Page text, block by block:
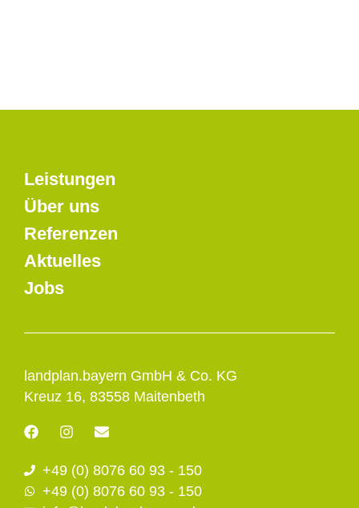
landplan.bayern GmbH & Co. KG
Kreuz 16, 83558 Maitenbeth
F
a
e
b
o
I
n
t
a
g
E
e
l
o
+49 (0) 8076 60 93 - 150
+49 (0) 8076 60 93 - 150
Leistungen
Über uns
Referenzen
Aktuelles
Jobs